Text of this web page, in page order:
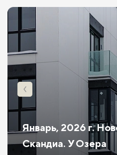
Январь, 2026 г.
Скандиа. У Озера